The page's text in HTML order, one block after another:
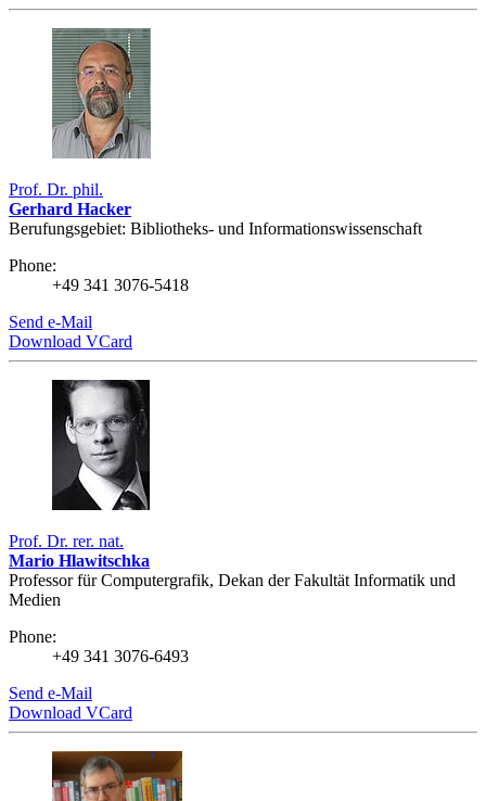
Prof. Dr. phil.
Gerhard Hacker
Berufungsgebiet: Bibliotheks- ­und Informations­wissenschaft
Phone:
+49 341 3076-5418
Send e-Mail
Download VCard
Prof. Dr. rer. nat.
Mario Hlawitschka
Professor für Computergrafik, Dekan der Fakultät Informatik und
Medien
Phone:
+49 341 3076-6493
Send e-Mail
Download VCard